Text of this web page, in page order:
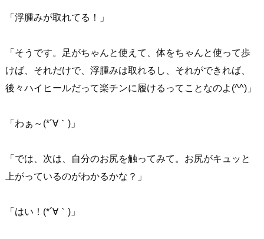
「浮腫みが取れてる！」
「そうです。足がちゃんと使えて、体をちゃんと使って歩
けば、それだけで、浮腫みは取れるし、それができれば、
後々ハイヒールだって楽チンに履けるってことなのよ(^^)」
「わぁ～(*´∀｀)」
「では、次は、自分のお尻を触ってみて。お尻がキュッと
上がっているのがわかるかな？」
「はい！(*´∀｀)」